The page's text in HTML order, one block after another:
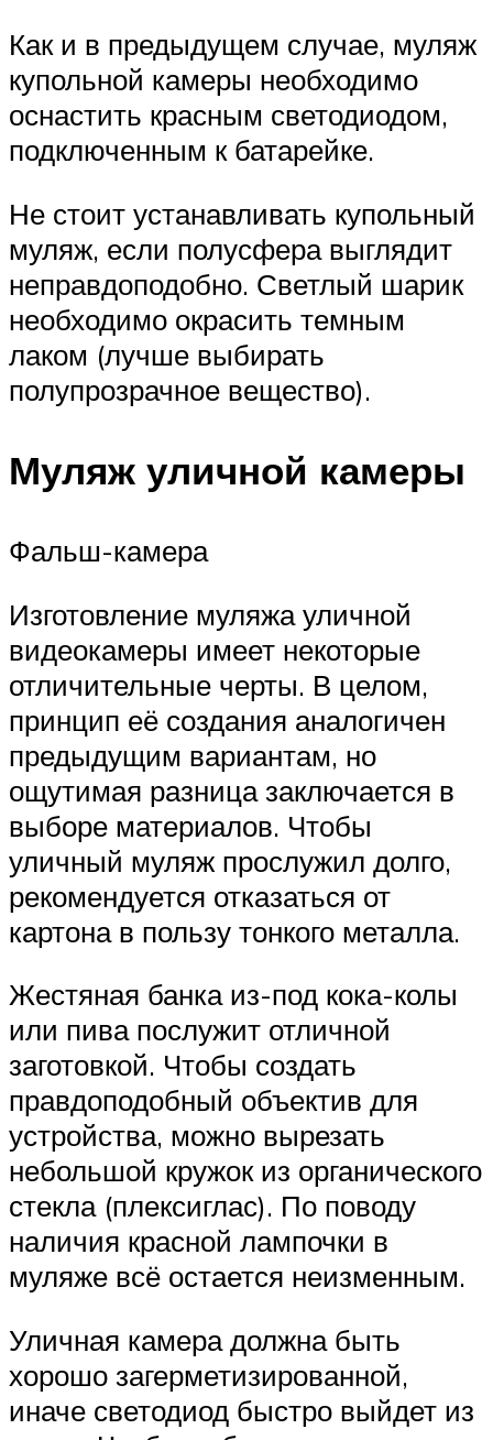
Как и в предыдущем случае, муляж
купольной камеры необходимо
оснастить красным светодиодом,
подключенным к батарейке.
Не стоит устанавливать купольный
муляж, если полусфера выглядит
неправдоподобно. Светлый шарик
необходимо окрасить темным
лаком (лучше выбирать
полупрозрачное вещество).
Муляж уличной камеры
Фальш-камера
Изготовление муляжа уличной
видеокамеры имеет некоторые
отличительные черты. В целом,
принцип её создания аналогичен
предыдущим вариантам, но
ощутимая разница заключается в
выборе материалов. Чтобы
уличный муляж прослужил долго,
рекомендуется отказаться от
картона в пользу тонкого металла.
Жестяная банка из-под кока-колы
или пива послужит отличной
заготовкой. Чтобы создать
правдоподобный объектив для
устройства, можно вырезать
небольшой кружок из органического
стекла (плексиглас). По поводу
наличия красной лампочки в
муляже всё остается неизменным.
Уличная камера должна быть
хорошо загерметизированной,
иначе светодиод быстро выйдет из